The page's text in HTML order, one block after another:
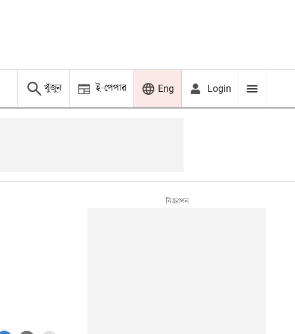
খুঁজুন ই-পেপার Eng Login